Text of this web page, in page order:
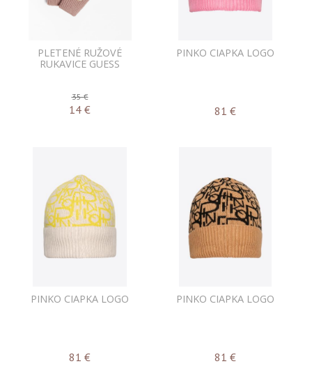
PLETENÉ RUŽOVÉ
RUKAVICE GUESS
35 €
14 €
PINKO CIAPKA LOGO
81 €
PINKO CIAPKA LOGO
81 €
PINKO CIAPKA LOGO
81 €